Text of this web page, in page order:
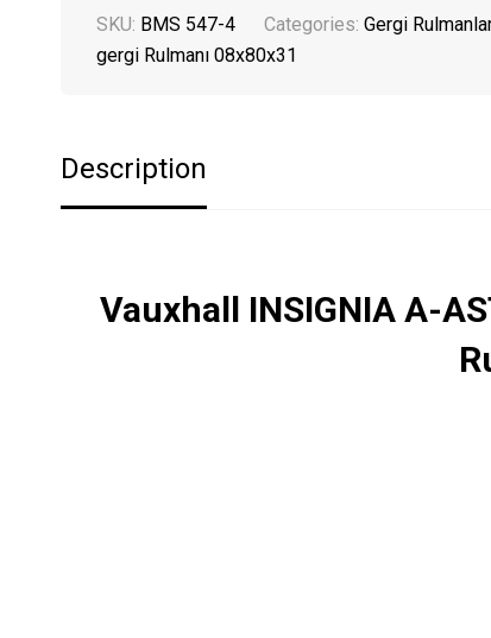
SKU: BMS 547-4 Categories: Gergi
gergi Rulmanı 08x80x31
Description
Vauxhall INSIGNIA A-